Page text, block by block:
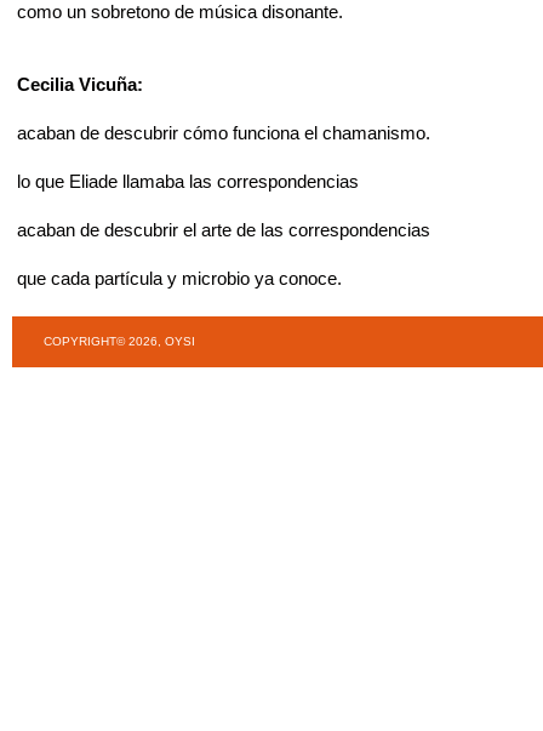
como un sobretono de música disonante.
Cecilia Vicuña:
acaban de descubrir cómo funciona el chamanismo.
lo que Eliade llamaba las correspondencias
acaban de descubrir el arte de las correspondencias
que cada partícula y microbio ya conoce.
COPYRIGHT© 2026, OYSI